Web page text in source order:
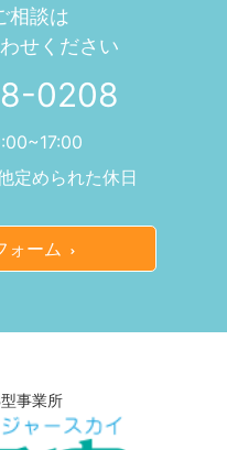
相談は
せください
0208
定められた休日
ォーム
事業所